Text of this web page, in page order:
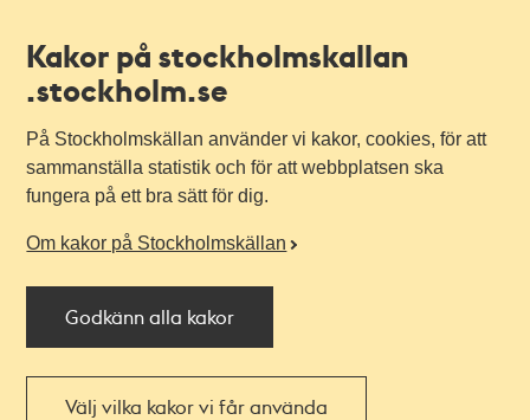
Kakor på stockholmskallan
.stockholm.se
På Stockholmskällan använder vi kakor, cookies, för att
sammanställa statistik och för att webbplatsen ska
fungera på ett bra sätt för dig.
Om kakor på Stockholmskällan
Godkänn alla kakor
Välj vilka kakor vi får använda